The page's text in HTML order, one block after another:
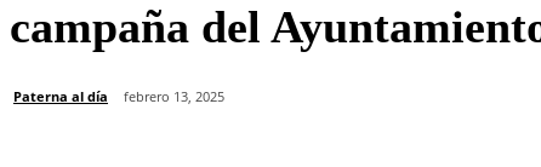
campaña del
Paterna al día febrero 13, 2025